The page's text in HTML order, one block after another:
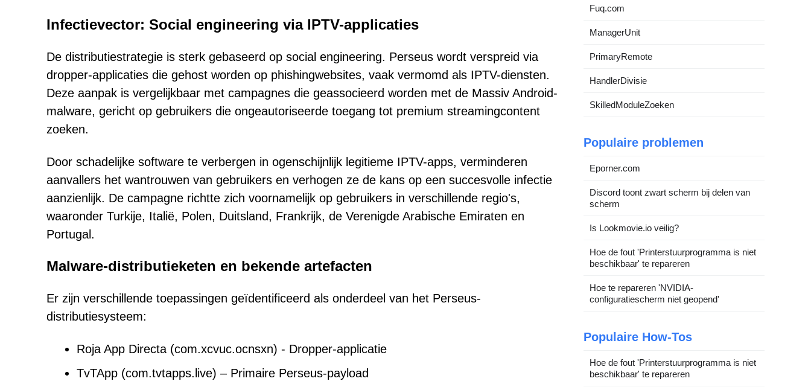
Infectievector: Social engineering via IPTV-applicaties
De distributiestrategie is sterk gebaseerd op social engineering. Perseus wordt verspreid via
dropper-applicaties die gehost worden op phishingwebsites, vaak vermomd als IPTV-diensten.
Deze aanpak is vergelijkbaar met campagnes die geassocieerd worden met de Massiv Android-
malware, gericht op gebruikers die ongeautoriseerde toegang tot premium streamingcontent
zoeken.
Door schadelijke software te verbergen in ogenschijnlijk legitieme IPTV-apps, verminderen
aanvallers het wantrouwen van gebruikers en verhogen ze de kans op een succesvolle infectie
aanzienlijk. De campagne richtte zich voornamelijk op gebruikers in verschillende regio's,
waaronder Turkije, Italië, Polen, Duitsland, Frankrijk, de Verenigde Arabische Emiraten en
Portugal.
Malware-distributieketen en bekende artefacten
Er zijn verschillende toepassingen geïdentificeerd als onderdeel van het Perseus-
distributiesysteem:
Roja App Directa (com.xcvuc.ocnsxn) - Dropper-applicatie
TvTApp (com.tvtapps.live) – Primaire Perseus-payload
Fuq.com
ManagerUnit
PrimaryRemote
HandlerDivisie
SkilledModuleZoeken
Populaire problemen
Eporner.com
Discord toont zwart scherm bij delen van
scherm
Is Lookmovie.io veilig?
Hoe de fout 'Printerstuurprogramma is niet
beschikbaar' te repareren
Hoe te repareren 'NVIDIA-
configuratiescherm niet geopend'
Populaire How-Tos
Hoe de fout 'Printerstuurprogramma is niet
beschikbaar' te repareren